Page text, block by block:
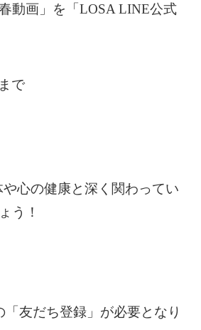
動画」を「LOSA LINE公式
で
心の健康と深く関わってい
う！
友だち登録」が必要となり